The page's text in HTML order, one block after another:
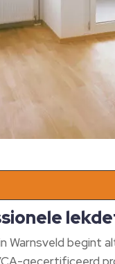
Warnsveld begint